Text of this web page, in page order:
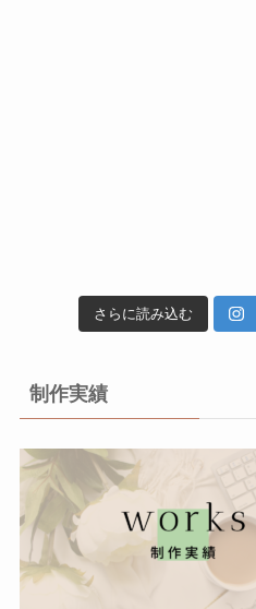
さらに読み込む
制作実績